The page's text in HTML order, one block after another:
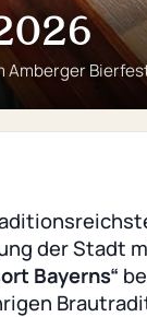
der Stadt
Bayerns“